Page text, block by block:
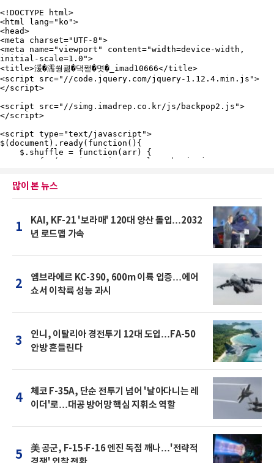
많이 본 뉴스
1
KAI, KF-21 '보라매' 120대 양산 돌입…2032
년 로드맵 가속
2
엠브라에르 KC-390, 600m 이륙 입증…에어
쇼서 이착륙 성능 과시
3
인니, 이탈리아 경전투기 12대 도입…FA-50
안방 흔들린다
4
체코 F-35A, 단순 전투기 넘어 '날아다니는 레
이더'로…대공 방어망 핵심 지휘소 역할
5
美 공군, F-15·F-16 엔진 독점 깨나…'전략적